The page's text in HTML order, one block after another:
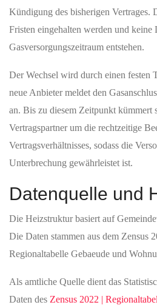
Kündigung des bisherigen Vertrages.
Fristen eingehalten werden und keine
Gasversorgungszeitraum entstehen.
Der Wechsel wird durch einen festen
neue Anbieter meldet den
an. Bis zu diesem Zeitpunkt kümmert
Vertragspartner um die rechtzeitige
Vertragsverhältnisses, sodass die
Unterbrechung gewährleistet ist.
Datenquelle und
Die Heizstruktur basiert auf
Die Daten stammen aus dem Zensus
Regionaltabelle Gebaeude und
Als amtliche Quelle dient das
Daten des Zensus 2022 |